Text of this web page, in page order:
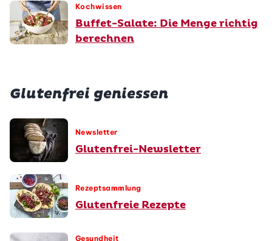
Kochwissen
Buffet-Salate: Die Menge richtig
berechnen
Glutenfrei geniessen
Newsletter
Glutenfrei-Newsletter
Rezeptsammlung
Glutenfreie Rezepte
Gesundheit